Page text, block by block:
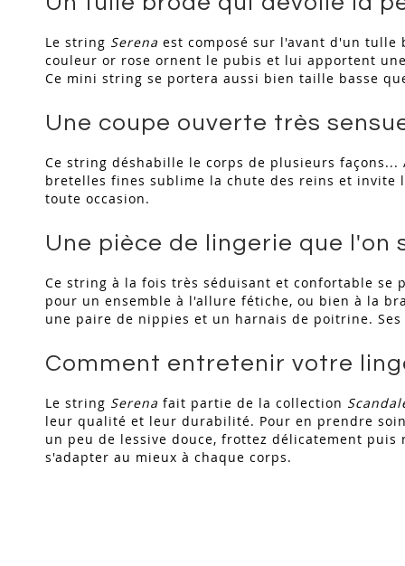
Le string Serena est composé sur l'avant d'un
couleur or rose ornent le pubis et lui apportent
Ce mini string se portera aussi bien taille basse
Une coupe ouverte très
Ce string déshabille le corps de plusieurs
bretelles fines sublime la chute des reins et invite
toute occasion.
Une pièce de lingerie que
Ce string à la fois très séduisant et confortable se
pour un ensemble à l'allure fétiche, ou bien à la
une paire de nippies et un harnais de poitrine.
Comment entretenir votre
Le string Serena fait partie de la collection
leur qualité et leur durabilité. Pour en prendre
un peu de lessive douce, frottez délicatement
s'adapter au mieux à chaque corps.